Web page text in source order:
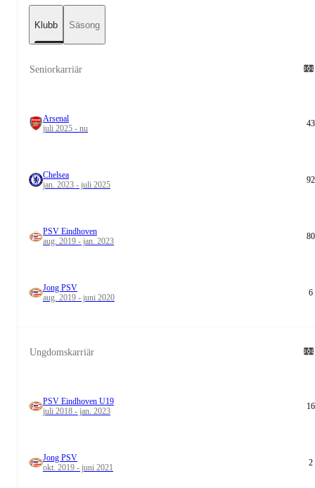
Klubb Säsong
Seniorkarriär
Arsenal
juli 2025 - nu
43
Chelsea
jan. 2023 - juli 2025
92
PSV Eindhoven
aug. 2019 - jan. 2023
80
Jong PSV
aug. 2019 - juni 2020
6
Ungdomskarriär
PSV Eindhoven U19
juli 2018 - jan. 2023
16
Jong PSV
okt. 2019 - juni 2021
2